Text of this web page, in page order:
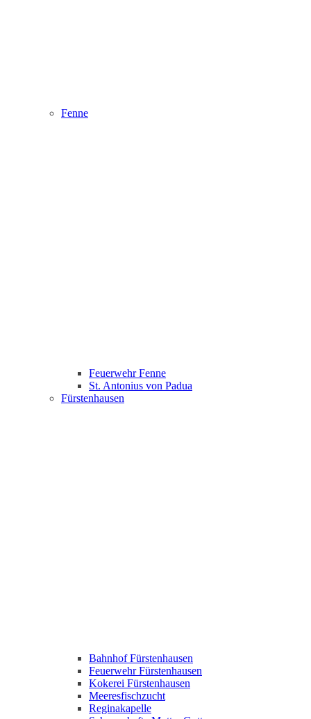
Fenne
Feuerwehr Fenne
St. Antonius von Padua
Fürstenhausen
Bahnhof Fürstenhausen
Feuerwehr Fürstenhausen
Kokerei Fürstenhausen
Meeresfischzucht
Reginakapelle